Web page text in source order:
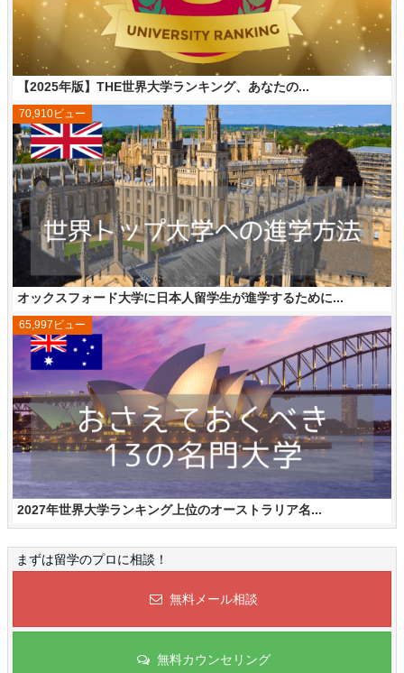
【2025年版】THE世界大学ランキング、あなたの...
オックスフォード大学に日本人留学生が進学するために...
70,910ビュー
2027年世界大学ランキング上位のオーストラリア名...
65,997ビュー
まずは留学のプロに相談！
無料メール相談
無料カウンセリング